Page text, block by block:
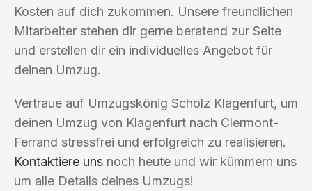
Kosten auf dich zukommen. Unsere freundlichen
Mitarbeiter stehen dir gerne beratend zur Seite
und erstellen dir ein individuelles Angebot für
deinen Umzug.
Vertraue auf Umzugskönig Scholz Klagenfurt, um
deinen Umzug von Klagenfurt nach Clermont-
Ferrand stressfrei und erfolgreich zu realisieren.
Kontaktiere uns noch heute und wir kümmern uns
um alle Details deines Umzugs!